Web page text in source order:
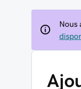
Nous